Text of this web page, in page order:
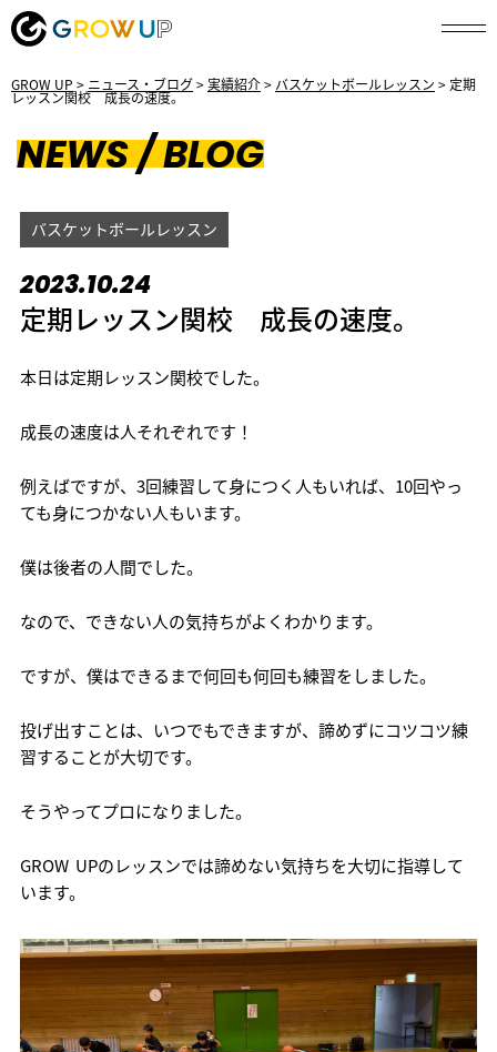
GROW UP > ニュース・ブログ>実績紹介> バスケットボールレッスン > 定期
レッスン関校 成長の速度。
NEWS / BLOG
バスケットボールレッスン
2023.10.24
定期レッスン関校 成長の速度。
本日は定期レッスン関校でした。
成長の速度は人それぞれです！
例えばですが、3回練習して身につく人もいれば、10回やっ
ても身につかない人もいます。
僕は後者の人間でした。
なので、できない人の気持ちがよくわかります。
ですが、僕はできるまで何回も何回も練習をしました。
投げ出すことは、いつでもできますが、諦めずにコツコツ練
習することが大切です。
そうやってプロになりました。
GROW UPのレッスンでは諦めない気持ちを大切に指導して
います。